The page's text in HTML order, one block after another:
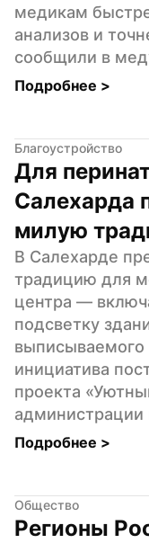
медикам
анализов и
сообщили в
Подробнее >
Благоустройство
Для
Салехарда
милую
В Салехарде
традицию для
центра —
подсветку
инициатива
проекта
администрации
Подробнее >
Общество
Регионы